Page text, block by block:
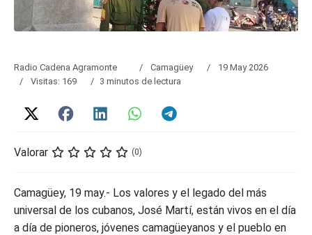
Radio Cadena Agramonte Camagüey
19 May 2026
Visitas: 169
3 minutos de lectura
Valorar (0)
Camagüey, 19 may.- Los valores y el legado del más
universal de los cubanos, José Martí, están vivos en el día
a día de pioneros, jóvenes camagüeyanos y el pueblo en